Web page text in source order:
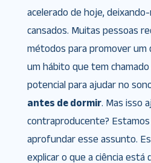
acelerado de hoje,
cansados. Muitas pessoas
métodos para promover um
um hábito que tem
potencial para ajudar no
antes de dormir. Mas isso
contraproducente?
aprofundar esse assunto.
explicar o que a ciência está